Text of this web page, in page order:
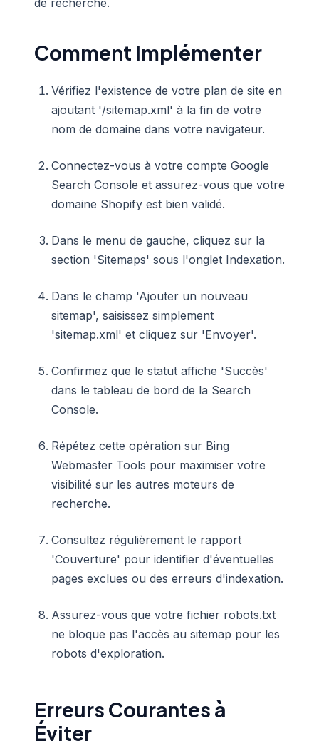
de recherche.
Comment Implémenter
Vérifiez l'existence de votre plan de site en
ajoutant '/sitemap.xml' à la fin de votre
nom de domaine dans votre navigateur.
Connectez-vous à votre compte Google
Search Console et assurez-vous que votre
domaine Shopify est bien validé.
Dans le menu de gauche, cliquez sur la
section 'Sitemaps' sous l'onglet Indexation.
Dans le champ 'Ajouter un nouveau
sitemap', saisissez simplement
'sitemap.xml' et cliquez sur 'Envoyer'.
Confirmez que le statut affiche 'Succès'
dans le tableau de bord de la Search
Console.
Répétez cette opération sur Bing
Webmaster Tools pour maximiser votre
visibilité sur les autres moteurs de
recherche.
Consultez régulièrement le rapport
'Couverture' pour identifier d'éventuelles
pages exclues ou des erreurs d'indexation.
Assurez-vous que votre fichier robots.txt
ne bloque pas l'accès au sitemap pour les
robots d'exploration.
Erreurs Courantes à
Éviter